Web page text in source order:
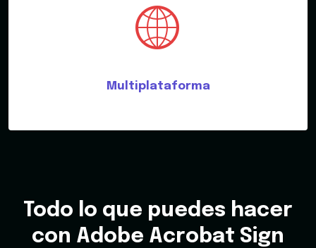
Multiplataforma
Todo lo que puedes hacer
con Adobe Acrobat Sign